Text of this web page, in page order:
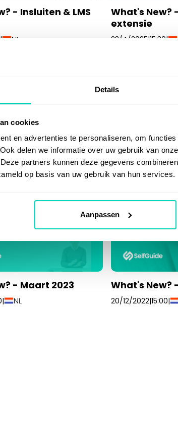
Details
cookies
en advertenties te personaliseren, om
delen we informatie over uw gebruik van
partners kunnen deze gegevens
op basis van uw gebruik van hun services.
Aanpassen
- Insluiten & LMS
| NL
What's New?
extensie
23/4/2025|15:30|
- Maart 2024
NL
What's New?
12/12/2023 15:00
- Maart 2023
| NL
What's New?
20/12/2022|15:00|